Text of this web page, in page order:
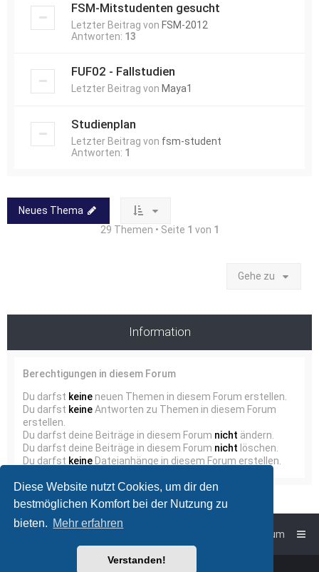
Diese Website nutzt Cookies, um dir den
bestmöglichen Komfort bei der Nutzung zu
bieten. Mehr erfahren
Verstanden!
FSM-Mitstudenten gesucht
Letzter Beitrag von FSM-2012
Antworten: 13
FUF02 - Fallstudien
Letzter Beitrag von Maya1
Studienplan
Letzter Beitrag von fsm-student
Antworten: 1
Neues Thema
29 Themen • Seite 1 von 1
Gehe zu
Information
Berechtigungen in diesem Forum
Du darfst keine neuen Themen in diesem Forum erstellen.
Du darfst keineAntworten zu Themen in diesem Forum
erstellen.
Du darfst deine Beiträge in diesem Forum nicht ändern.
Du darfst deine Beiträge in diesem Forum nicht löschen.
Du darfst keine Dateianhänge in diesem Forum erstellen.
Impressum